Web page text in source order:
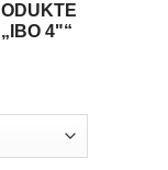
4"“